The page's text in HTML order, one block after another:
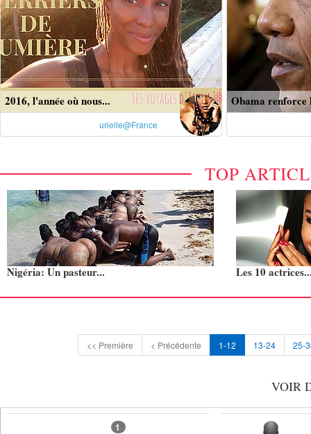
2016, l'année où nous...
urielle@France
Obama renforce
TOP
Nigéria: Un pasteur... Les 10
<< Première < Précédente 1-12 13-24 25-
VOIR
1